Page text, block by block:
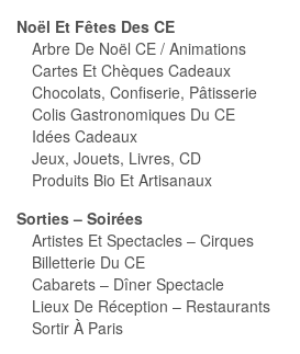
Noël Et Fêtes Des CE
Arbre De Noël CE / Animations
Cartes Et Chèques Cadeaux
Chocolats, Confiserie, Pâtisserie
Colis Gastronomiques Du CE
Idées Cadeaux
Jeux, Jouets, Livres, CD
Produits Bio Et Artisanaux
Sorties – Soirées
Artistes Et Spectacles – Cirques
Billetterie Du CE
Cabarets – Dîner Spectacle
Lieux De Réception – Restaurants
Sortir À Paris